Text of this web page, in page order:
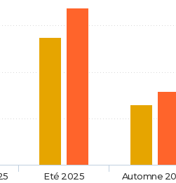
Eté 2025 Automne